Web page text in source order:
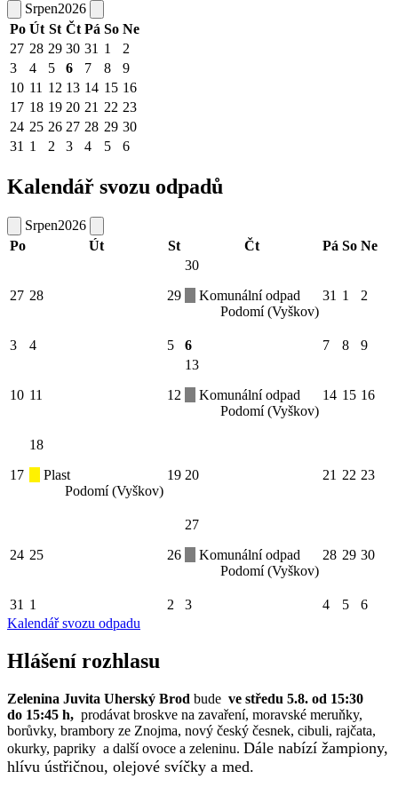
Srpen2026
Po Út St Čt Pá So Ne
27 28 29 30 31 1
2
3
4 5 6 7 8
9
10 11 12 13 14 15 16
17 18 19 20 21 22 23
24 25 26 27 28 29 30
31 1 2 3 4 5 6
Kalendář svozu odpadů
Srpen2026
Po
Út St Čt Pá So Ne
27 28 29
30
Komunální odpad
Podomí (Vyškov)
31 1 2
3 4 5 6 7 8 9
10 11 12
13
Komunální odpad
Podomí (Vyškov)
14 15 16
17
18
Plast
Podomí (Vyškov)
19 20 21 22 23
24 25 26
27
Komunální odpad
Podomí (Vyškov)
28 29 30
31 1 2 3 4 5
6
Kalendář svozu odpadu
Hlášení rozhlasu
Zelenina Juvita Uherský Brod bude ve středu 5.8. od 15:30
do 15:45 h, prodávat broskve na zavaření, moravské meruňky,
borůvky, brambory ze Znojma, nový český česnek, cibuli, rajčata,
okurky, papriky a další ovoce a zeleninu. Dále nabízí žampiony,
hlívu ústřičnou, olejové svíčky a med.